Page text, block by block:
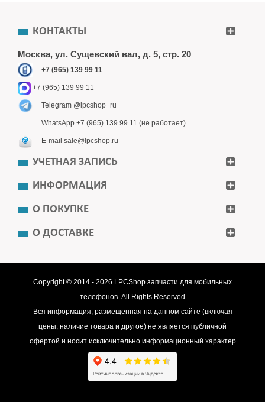
КОНТАКТЫ
Москва, ул. Сущевский вал, д. 5, стр. 20
+7 (965) 139 99 11
+7 (965) 139 99 11
Telegram @lpcshop_ru
WhatsApp +7 (965) 139 99 11 (не работает)
E-mail sale@lpcshop.ru
УЧЕТНАЯ ЗАПИСЬ
ИНФОРМАЦИЯ
О ПОКУПКЕ
О ДОСТАВКЕ
Copyright © 2014 - 2026 LPCShop запчасти для мобильных
телефонов. All Rights Reserved
Вся информация, размещенная на данном сайте (включая
цены, наличие товара и другое) не является публичной
офертой и носит исключительно информационный характер